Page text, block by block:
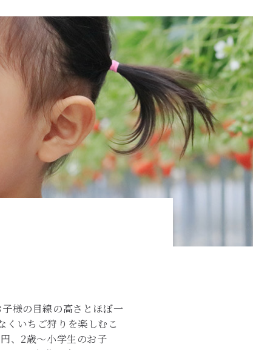
様の目線の高さとほぼ一
いちご狩りを楽しむこ
、2歳～小学生のお子